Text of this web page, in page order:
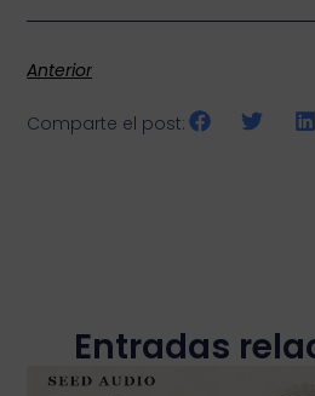
Anterior
Comparte el post:
Entradas